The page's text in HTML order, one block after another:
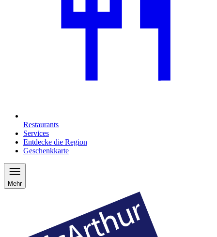
Restaurants
Services
Entdecke die Region
Geschenkkarte
Mehr